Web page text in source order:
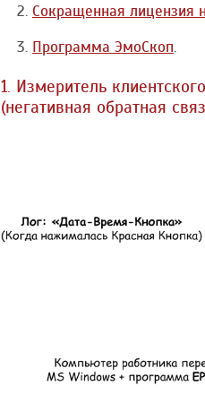
Сокращенная лицензия
Программа ЭмоСкоп.
1. Измеритель
(негативная обратная